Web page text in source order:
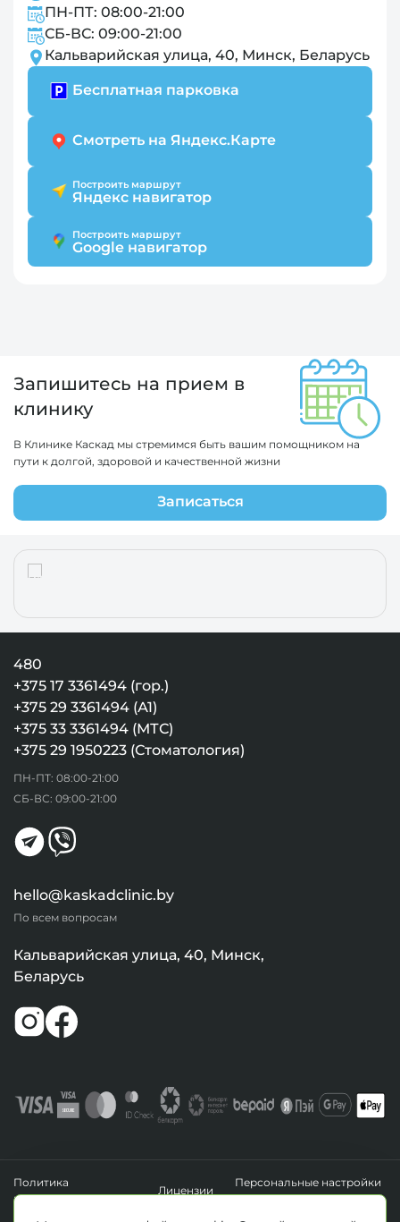
ПН-ПТ: 08:00-21:00
СБ-ВС: 09:00-21:00
Кальварийская улица, 40, Минск, Беларусь
Бесплатная парковка
Смотреть на Яндекс.Карте
Построить маршрут
Яндекс навигатор
Построить маршрут
Google навигатор
Запишитесь на прием в
клинику
В Клинике Каскад мы стремимся быть вашим помощником на
пути к долгой, здоровой и качественной жизни
Записаться
480
+375 17 3361494 (гор.)
+375 29 3361494 (А1)
+375 33 3361494 (МТС)
+375 29 1950223 (Стоматология)
ПН-ПТ: 08:00-21:00
СБ-ВС: 09:00-21:00
hello@kaskadclinic.by
По всем вопросам
Кальварийская улица, 40, Минск,
Беларусь
Политика
конфиденциальности
Лицензии
Персональные настройки
файлов cookie